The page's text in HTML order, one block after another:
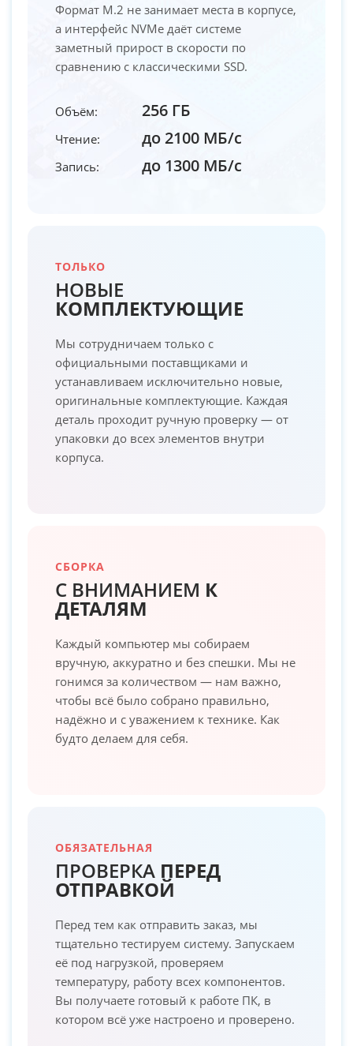
Формат M.2 не занимает места в корпусе,
а интерфейс NVMe даёт системе
заметный прирост в скорости по
сравнению с классическими SSD.
Объём: 256 ГБ
Чтение: до 2100 МБ/с
Запись: до 1300 МБ/с
ТОЛЬКО
НОВЫЕ
КОМПЛЕКТУЮЩИЕ
Мы сотрудничаем только с
официальными поставщиками и
устанавливаем исключительно новые,
оригинальные комплектующие. Каждая
деталь проходит ручную проверку — от
упаковки до всех элементов внутри
корпуса.
СБОРКА
С ВНИМАНИЕМ К
ДЕТАЛЯМ
Каждый компьютер мы собираем
вручную, аккуратно и без спешки. Мы не
гонимся за количеством — нам важно,
чтобы всё было собрано правильно,
надёжно и с уважением к технике. Как
будто делаем для себя.
ОБЯЗАТЕЛЬНАЯ
ПРОВЕРКА ПЕРЕД
ОТПРАВКОЙ
Перед тем как отправить заказ, мы
тщательно тестируем систему. Запускаем
её под нагрузкой, проверяем
температуру, работу всех компонентов.
Вы получаете готовый к работе ПК, в
котором всё уже настроено и проверено.